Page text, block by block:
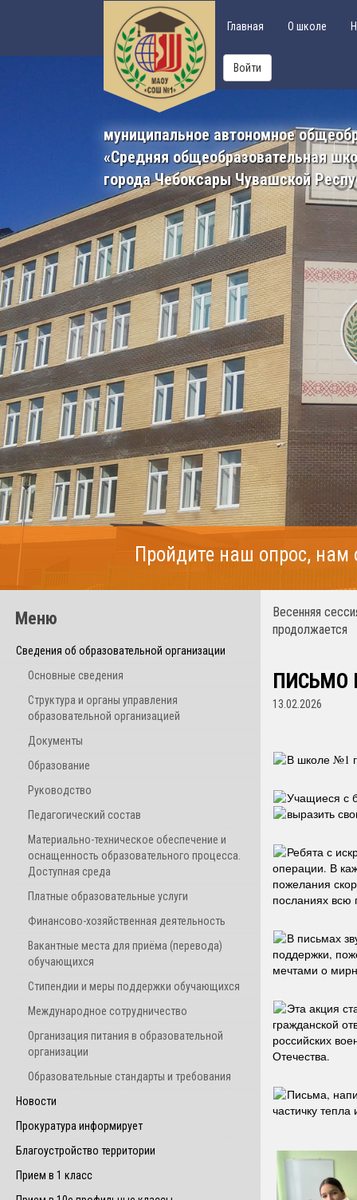
Главная О школе
Войти
муниципальное автономное
«Средняя общеобразовательная
города Чебоксары Чувашской
Пройдите наш опрос,
Меню
Сведения об образовательной организации
Основные сведения
Структура и органы управления
образовательной организацией
Документы
Образование
Руководство
Педагогический состав
Материально-техническое обеспечение и
оснащенность образовательного процесса.
Доступная среда
Платные образовательные услуги
Финансово-хозяйственная деятельность
Вакантные места для приёма (перевода)
обучающихся
Стипендии и меры поддержки обучающихся
Международное сотрудничество
Организация питания в образовательной
организации
Образовательные стандарты и требования
Новости
Прокуратура информирует
Благоустройство территории
Прием в 1 класс
Весенняя
продолжается
ПИСЬМО
13.02.2026
В школе №1
Учащиеся с
выразить
Ребята с
операции. В
пожелания
посланиях всю
В письмах
поддержки,
мечтами о
Эта акция
гражданской
российских
Отечества.
Письма,
частичку